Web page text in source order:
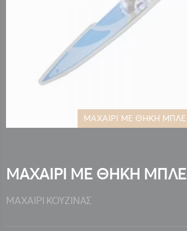
ΜΑΧΑΙΡΙ ΜΕ ΘΗΚΗ ΜΠΛΕ
της
συλλογής
ΜΑΧΑΙΡΙ ΜΕ ΘΗΚΗ ΜΠΛΕ
ΜΑΧΑΙΡΙ ΚΟΥΖΙΝΑΣ